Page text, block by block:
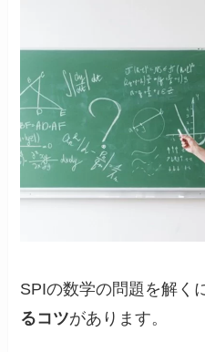
SPIの数学の問題を解く
るコツがあります。